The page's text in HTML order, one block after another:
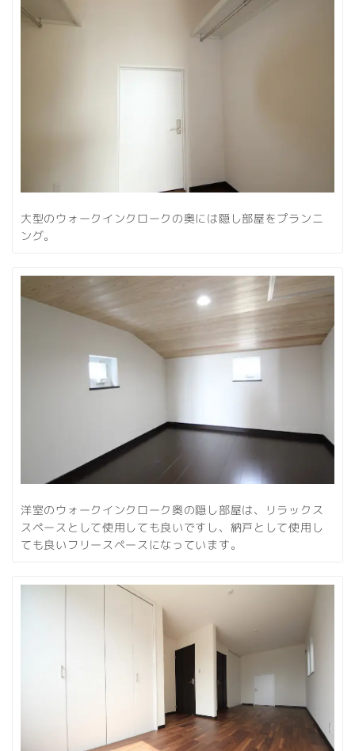
大型のウォークインクロークの奥には隠し部屋をプランニ
ング。
洋室のウォークインクローク奥の隠し部屋は、リラックス
スペースとして使用しても良いですし、納戸として使用し
ても良いフリースペースになっています。